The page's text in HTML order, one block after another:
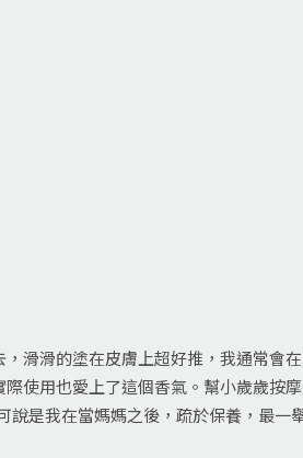
滑滑的塗在皮膚上超好推，我通常會
使用也愛上了這個香氣。幫小歲歲按
說是我在當媽媽之後，疏於保養，最一